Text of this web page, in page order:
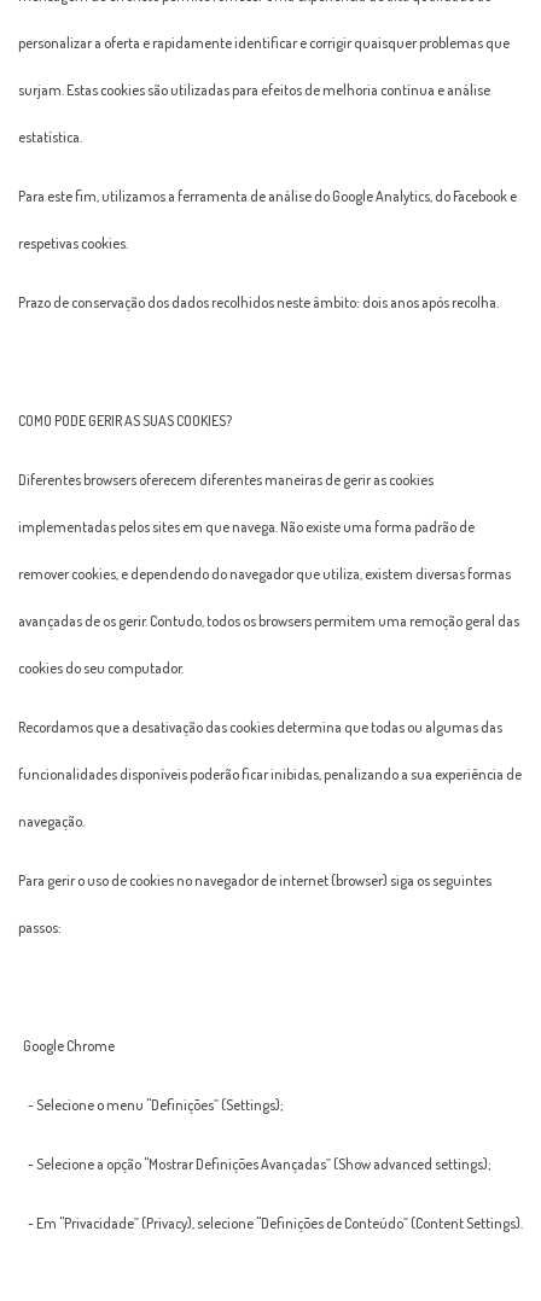
personalizar a oferta e rapidamente identificar e corrigir quaisquer problemas que
surjam. Estas cookies são utilizadas para efeitos de melhoria contínua e análise
estatística.
Para este fim, utilizamos a ferramenta de análise do Google Analytics, do Facebook e
respetivas cookies.
Prazo de conservação dos dados recolhidos neste âmbito: dois anos após recolha.
COMO PODE GERIR AS SUAS COOKIES?
Diferentes browsers oferecem diferentes maneiras de gerir as cookies
implementadas pelos sites em que navega. Não existe uma forma padrão de
remover cookies, e dependendo do navegador que utiliza, existem diversas formas
avançadas de os gerir. Contudo, todos os browsers permitem uma remoção geral das
cookies do seu computador.
Recordamos que a desativação das cookies determina que todas ou algumas das
funcionalidades disponíveis poderão ficar inibidas, penalizando a sua experiência de
navegação.
Para gerir o uso de cookies no navegador de internet (browser) siga os seguintes
passos:
Google Chrome
- Selecione o menu "Definições” (Settings);
- Selecione a opção "Mostrar Definições Avançadas” (Show advanced settings);
- Em "Privacidade” (Privacy), selecione "Definições de Conteúdo” (Content Settings).